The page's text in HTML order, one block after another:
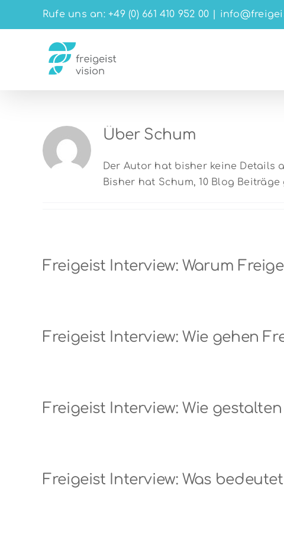
Rufe uns an: +49 (0) 661 410 952 00
Über Schum
Der Autor hat bisher keine Details
Bisher hat Schum, 10 Blog
Freigeist Interview: Warum
Freigeist Interview: Wie gehen
Freigeist Interview: Wie
Freigeist Interview: Was